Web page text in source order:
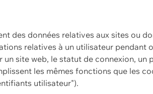
des données relatives aux sites ou
relatives à un utilisateur pendant
site web, le statut de connexion,
les mêmes fonctions que les
utilisateur").